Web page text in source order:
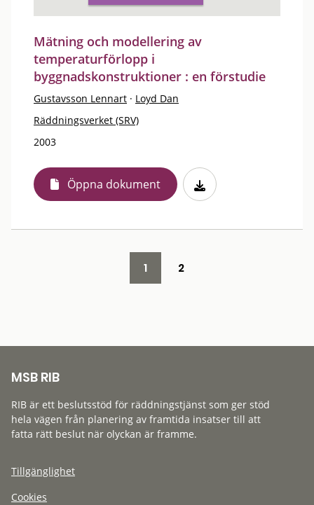
Mätning och modellering av
temperaturförlopp i
byggnadskonstruktioner : en förstudie
Gustavsson Lennart · Loyd Dan
Räddningsverket (SRV)
2003
Öppna dokument
1 2
MSB RIB
RIB är ett beslutsstöd för räddningstjänst som ger stöd
hela vägen från planering av framtida insatser till att
fatta rätt beslut när olyckan är framme.
Tillgänglighet
Cookies